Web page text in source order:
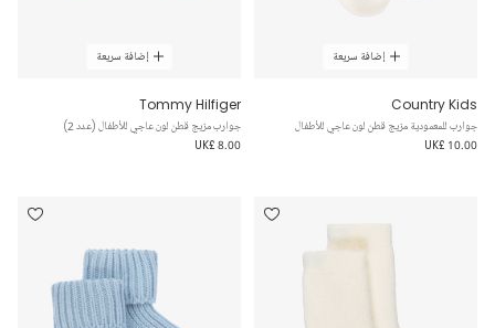
إضافة سريعة
Country Kids
جوارب للمعمودية مزيج قطن لون عاجي للأطفال
UK£ 10.00
إضافة سريعة
Tommy Hilfiger
جوارب مزيج قطن لون عاجي للأطفال (عدد 2)
UK£ 8.00